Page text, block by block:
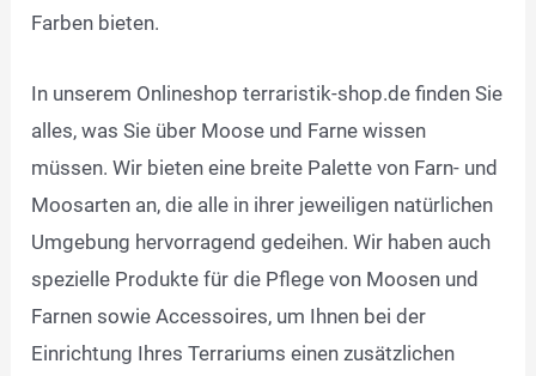
Farben bieten.
In unserem Onlineshop terraristik-shop.de finden Sie
alles, was Sie über Moose und Farne wissen
müssen. Wir bieten eine breite Palette von Farn- und
Moosarten an, die alle in ihrer jeweiligen natürlichen
Umgebung hervorragend gedeihen. Wir haben auch
spezielle Produkte für die Pflege von Moosen und
Farnen sowie Accessoires, um Ihnen bei der
Einrichtung Ihres Terrariums einen zusätzlichen